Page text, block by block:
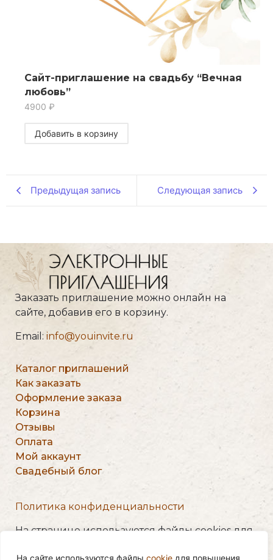
На сайте используются файлы cookie для повышения
Сайт-приглашение на свадьбу “Вечная
любовь”
4900 ₽
Добавить в корзину
Предыдущая запись Следующая запись
Заказать приглашение можно онлайн на
сайте, добавив его в корзину.
Email: info@youinvite.ru
Каталог приглашений
Как заказать
Оформление заказа
Корзина
Отзывы
Оплата
Мой аккаунт
Свадебный блог
Политика конфиденциальности
На странице используются файлы cookies для